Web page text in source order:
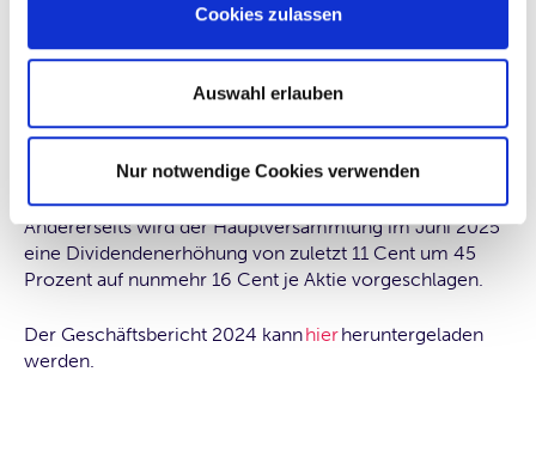
Cookies zulassen
Auswahl erlauben
Nur notwendige Cookies verwenden
Deutliche Erhöhung der Dividende geplan
Auch die Aktionäre sollen am unternehmerischen
Wachstum beteiligt werden. Das gute Ergebnis soll
einerseits der Stärkung der Gewinnrücklagen dienen.
Andererseits wird der Hauptversammlung im Juni 2025
eine Dividendenerhöhung von zuletzt 11 Cent um 45
Prozent auf nunmehr 16 Cent je Aktie vorgeschlagen.
Der Geschäftsbericht 2024 kannhierheruntergeladen
werden.